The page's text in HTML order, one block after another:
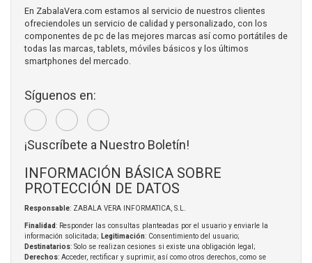
En ZabalaVera.com estamos al servicio de nuestros clientes
ofreciendoles un servicio de calidad y personalizado, con los
componentes de pc de las mejores marcas así como portátiles de
todas las marcas, tablets, móviles básicos y los últimos
smartphones del mercado.
Síguenos en:
¡Suscríbete a Nuestro Boletín!
INFORMACIÓN BÁSICA SOBRE
PROTECCIÓN DE DATOS
Responsable: ZABALA VERA INFORMATICA, S.L.
Finalidad: Responder las consultas planteadas por el usuario y enviarle la
información solicitada; Legitimación: Consentimiento del usuario;
Destinatarios: Solo se realizan cesiones si existe una obligación legal;
Derechos: Acceder, rectificar y suprimir, así como otros derechos, como se